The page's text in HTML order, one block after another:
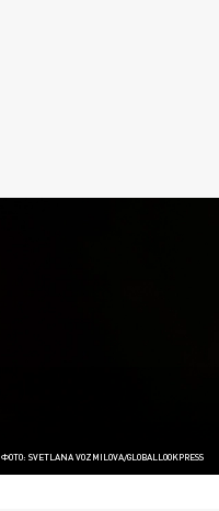
ФОТО: SVETLANA VOZMILOVA/GLOBALLOOKPRESS